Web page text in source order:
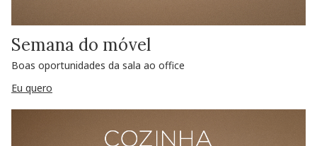
Semana do móvel
Boas oportunidades da sala ao office
Eu quero